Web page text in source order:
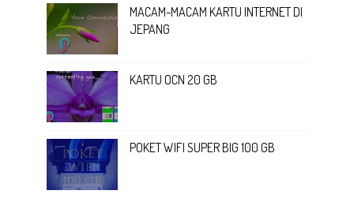
MACAM-MACAM KARTU INTERNET DI
JEPANG
KARTU OCN 20 GB
POKET WIFI SUPER BIG 100 GB